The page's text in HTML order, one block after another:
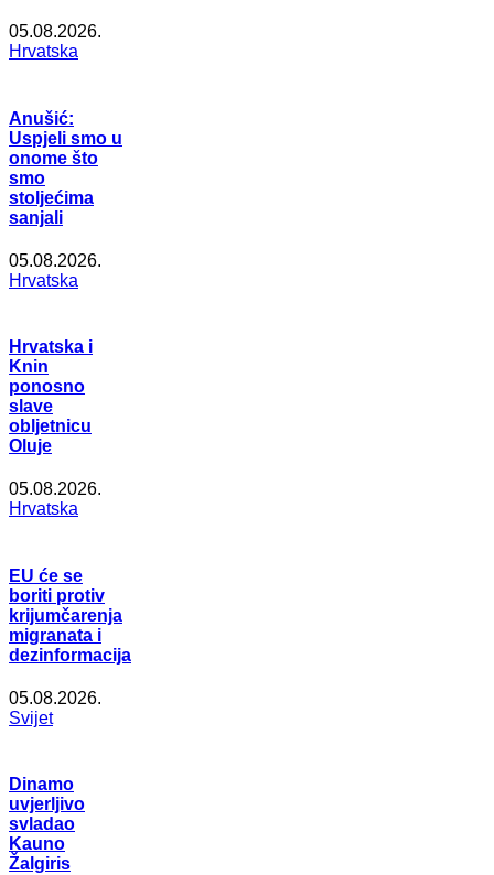
05.08.2026.
Hrvatska
Anušić:
Uspjeli smo u
onome što
smo
stoljećima
sanjali
05.08.2026.
Hrvatska
Hrvatska i
Knin
ponosno
slave
obljetnicu
Oluje
05.08.2026.
Hrvatska
EU će se
boriti protiv
krijumčarenja
migranata i
dezinformacija
05.08.2026.
Svijet
Dinamo
uvjerljivo
svladao
Kauno
Žalgiris